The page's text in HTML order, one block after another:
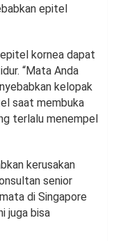
epitel
kornea dapat
“Mata Anda
kelopak
saat membuka
terlalu menempel
kerusakan
senior
di Singapore
juga bisa